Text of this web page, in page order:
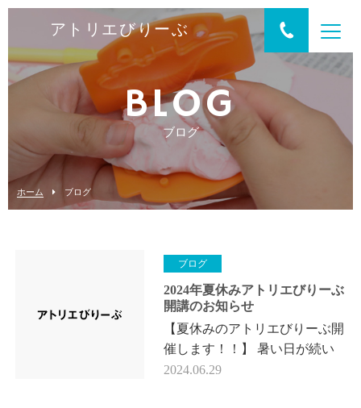
アトリエびりーぶ
BLOG
ブログ
ホーム ブログ
ブログ
2024年夏休みアトリエびりーぶ
開講のお知らせ
【夏休みのアトリエびりーぶ開
催します！！】 暑い日が続い
ていますね。どうぞ体調にはく
2024.06.29